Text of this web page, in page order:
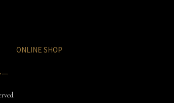
ONLINE SHOP